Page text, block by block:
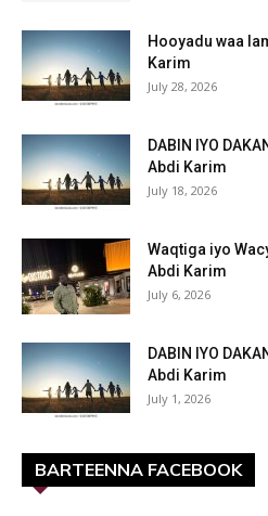
Hooyadu waa
Karim
July 28, 2026
DABIN IYO
Abdi Karim
July 18, 2026
Waqtiga iyo
Abdi Karim
July 6, 2026
DABIN IYO
Abdi Karim
July 1, 2026
BARTEENNA FACEBOOK